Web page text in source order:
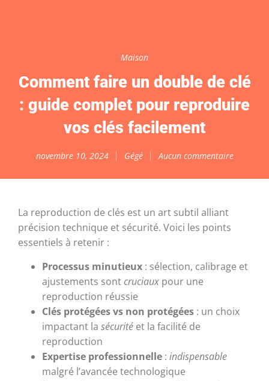
Maison
Comment faire un double de clé
: guide complet pour reproduire
vos clés facilement
novembre 10, 2024 Gégé Aucun commentaire
La reproduction de clés est un art subtil alliant
précision technique et sécurité. Voici les points
essentiels à retenir :
Processus minutieux : sélection, calibrage et
ajustements sontcruciaux pour une
reproduction réussie
Clés protégées vs non protégées : un choix
impactant la sécurité et la facilité de
reproduction
Expertise professionnelle : indispensable
malgré l’avancée technologique